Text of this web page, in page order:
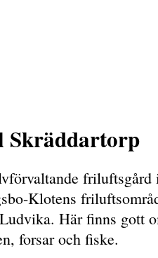
Skräddartorp
Klotens
Här finns gott
forsar och fiske.